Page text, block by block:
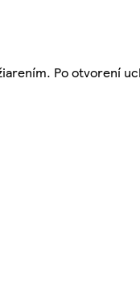
Po otvorení